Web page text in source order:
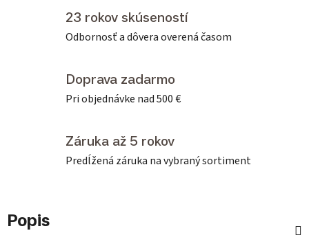
23 rokov skúseností
Odbornosť a dôvera overená časom
Doprava zadarmo
Pri objednávke nad 500 €
Záruka až 5 rokov
Predĺžená záruka na vybraný sortiment
Popis